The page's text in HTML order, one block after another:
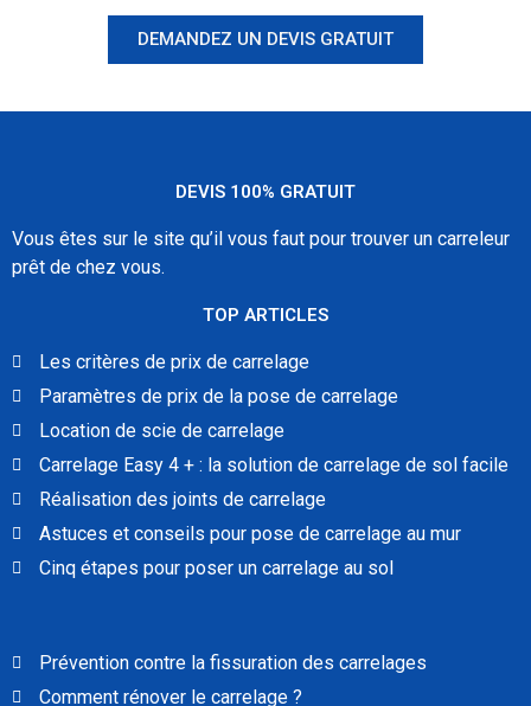
DEMANDEZ UN DEVIS GRATUIT
DEVIS 100% GRATUIT
Vous êtes sur le site qu’il vous faut pour trouver un carreleur
prêt de chez vous.
TOP ARTICLES
Les critères de prix de carrelage
Paramètres de prix de la pose de carrelage
Location de scie de carrelage
Carrelage Easy 4 + : la solution de carrelage de sol facile
Réalisation des joints de carrelage
Astuces et conseils pour pose de carrelage au mur
Cinq étapes pour poser un carrelage au sol
Prévention contre la fissuration des carrelages
Comment rénover le carrelage ?